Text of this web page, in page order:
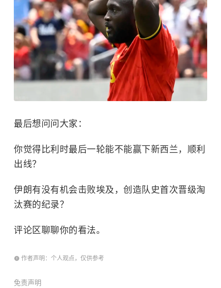
最后想问问大家：
你觉得比利时最后一轮能不能赢下新西兰，顺利
出线？
伊朗有没有机会击败埃及，创造队史首次晋级淘
汰赛的纪录？
评论区聊聊你的看法。
作者声明：个人观点，仅供参考
免责声明